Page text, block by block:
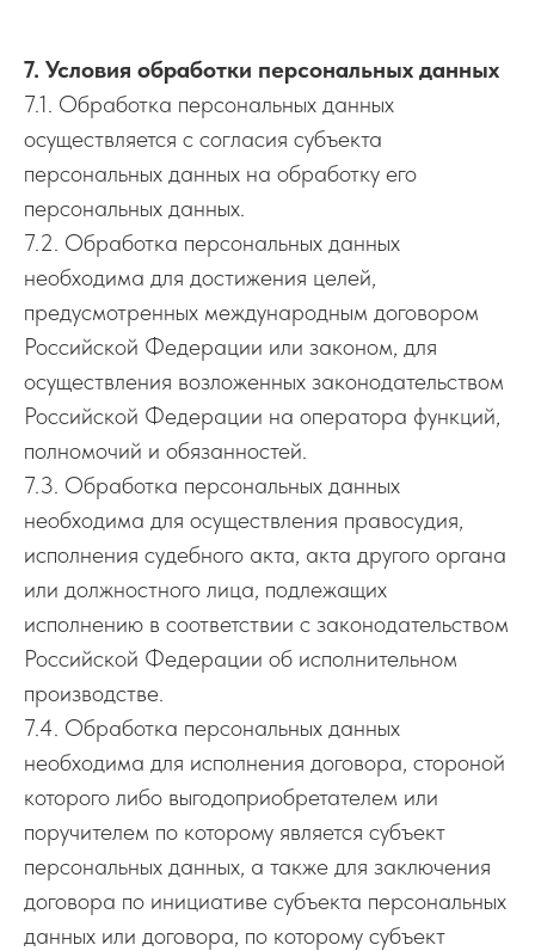
7. Условия обработки персональных данных
7.1. Обработка персональных данных
осуществляется с согласия субъекта
персональных данных на обработку его
персональных данных.
7.2. Обработка персональных данных
необходима для достижения целей,
предусмотренных международным договором
Российской Федерации или законом, для
осуществления возложенных законодательством
Российской Федерации на оператора функций,
полномочий и обязанностей.
7.3. Обработка персональных данных
необходима для осуществления правосудия,
исполнения судебного акта, акта другого органа
или должностного лица, подлежащих
исполнению в соответствии с законодательством
Российской Федерации об исполнительном
производстве.
7.4. Обработка персональных данных
необходима для исполнения договора, стороной
которого либо выгодоприобретателем или
поручителем по которому является субъект
персональных данных, а также для заключения
договора по инициативе субъекта персональных
данных или договора, по которому субъект